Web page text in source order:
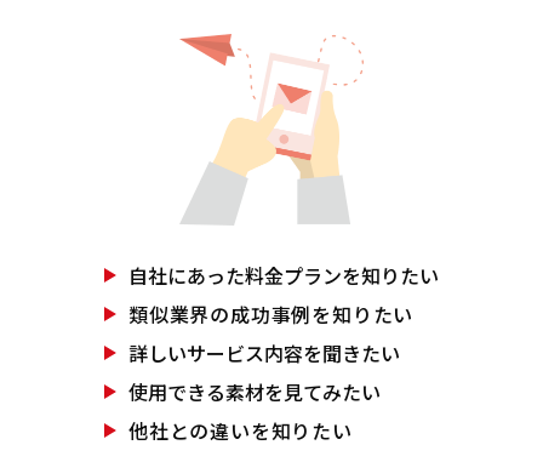
自社にあった料金プランを知りたい
類似業界の成功事例を知りたい
詳しいサービス内容を聞きたい
使用できる素材を見てみたい
他社との違いを知りたい